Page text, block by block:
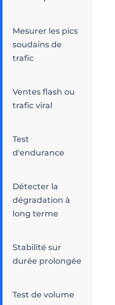
Mesurer les pics
soudains de
trafic
Ventes flash ou
trafic viral
Test
d'endurance
Détecter la
dégradation à
long terme
Stabilité sur
durée prolongée
Test de volume